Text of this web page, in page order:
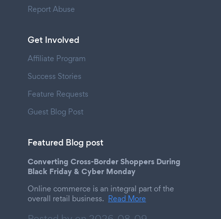
Report Abuse
Get Involved
Affiliate Program
Success Stories
Feature Requests
Guest Blog Post
Featured Blog post
Converting Cross-Border Shoppers During
Black Friday & Cyber Monday
Online commerce is an integral part of the
overall retail business. Read More